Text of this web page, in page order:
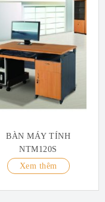
BÀN MÁY TÍNH
NTM120S
Xem thêm